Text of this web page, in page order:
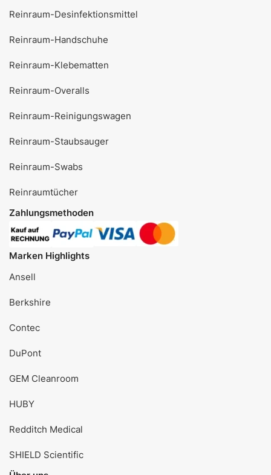
Reinraum-Desinfektionsmittel
Reinraum-Handschuhe
Reinraum-Klebematten
Reinraum-Overalls
Reinraum-Reinigungswagen
Reinraum-Staubsauger
Reinraum-Swabs
Reinraumtücher
Zahlungsmethoden
Marken Highlights
Ansell
Berkshire
Contec
DuPont
GEM Cleanroom
HUBY
Redditch Medical
SHIELD Scientific